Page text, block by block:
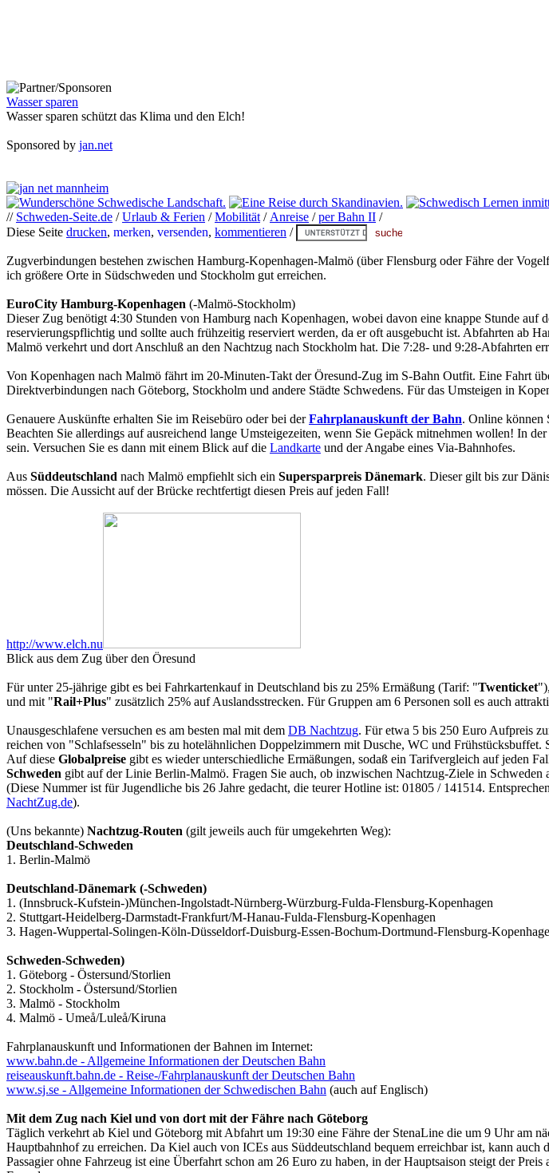
Wasser sparen
Wasser sparen schützt das Klima und den Elch!
Sponsored by jan.net
// Schweden-Seite.de /Urlaub & Ferien /Mobilität / Anreise /per Bahn II /
Diese Seite drucken, merken, versenden, kommentieren /
Zugverbindungen bestehen zwischen Hamburg-Kopenhagen-Malmö (über Flensburg oder Fähre der
ich größere Orte in Südschweden und Stockholm gut erreichen.
EuroCity Hamburg-Kopenhagen (-Malmö-Stockholm)
Dieser Zug benötigt 4:30 Stunden von Hamburg nach Kopenhagen, wobei davon eine knappe Stunde auf
reservierungspflichtig und sollte auch frühzeitig reserviert werden, da er oft ausgebucht ist. Abfahrten ab
Malmö verkehrt und dort Anschluß an den Nachtzug nach Stockholm hat. Die 7:28- und 9:28-Abfahrten
Von Kopenhagen nach Malmö fährt im 20-Minuten-Takt der Öresund-Zug im S-Bahn Outfit. Eine Fahrt
Direktverbindungen nach Göteborg, Stockholm und andere Städte Schwedens. Für das Umsteigen in
Genauere Auskünfte erhalten Sie im Reisebüro oder bei derFahrplanauskunft der Bahn. Online können
Beachten Sie allerdings auf ausreichend lange Umsteigezeiten, wenn Sie Gepäck mitnehmen wollen! In
sein. Versuchen Sie es dann mit einem Blick auf die Landkarte und der Angabe eines Via-Bahnhofes.
Aus Süddeutschland nach Malmö empfiehlt sich ein Supersparpreis Dänemark. Dieser gilt bis zur
mössen. Die Aussicht auf der Brücke rechtfertigt diesen Preis auf jeden Fall!
http://www.elch.nu
Blick aus dem Zug über den Öresund
Für unter 25-jährige gibt es bei Fahrkartenkauf in Deutschland bis zu 25% Ermäßung (Tarif: "Twenticket"),
und mit "Rail+Plus" zusätzlich 25% auf Auslandsstrecken. Für Gruppen am 6 Personen soll es auch
Unausgeschlafene versuchen es am besten mal mit dem DB Nachtzug. Für etwa 5 bis 250 Euro Aufpreis
reichen von "Schlafsesseln" bis zu hotelähnlichen Doppelzimmern mit Dusche, WC und
Auf diese Globalpreise gibt es wieder unterschiedliche Ermäßungen, sodaß ein Tarifvergleich auf jeden
Schweden gibt auf der Linie Berlin-Malmö. Fragen Sie auch, ob inzwischen Nachtzug-Ziele in
(Diese Nummer ist für Jugendliche bis 26 Jahre gedacht, die teurer Hotline ist: 01805 / 141514.
NachtZug.de).
(Uns bekannte) Nachtzug-Routen (gilt jeweils auch für umgekehrten Weg):
Deutschland-Schweden
1. Berlin-Malmö
Deutschland-Dänemark (-Schweden)
1. (Innsbruck-Kufstein-)München-Ingolstadt-Nürnberg-Würzburg-Fulda-Flensburg-Kopenhagen
2. Stuttgart-Heidelberg-Darmstadt-Frankfurt/M-Hanau-Fulda-Flensburg-Kopenhagen
3. Hagen-Wuppertal-Solingen-Köln-Düsseldorf-Duisburg-Essen-Bochum-Dortmund-Flensburg-
Schweden-Schweden)
1. Göteborg - Östersund/Storlien
2. Stockholm - Östersund/Storlien
3. Malmö - Stockholm
4. Malmö - Umeå/Luleå/Kiruna
Fahrplanauskunft und Informationen der Bahnen im Internet:
www.bahn.de - Allgemeine Informationen der Deutschen Bahn
reiseauskunft.bahn.de - Reise-/Fahrplanauskunft der Deutschen Bahn
www.sj.se - Allgemeine Informationen der Schwedischen Bahn (auch auf Englisch)
Mit dem Zug nach Kiel und von dort mit der Fähre nach Göteborg
Täglich verkehrt ab Kiel und Göteborg mit Abfahrt um 19:30 eine Fähre der StenaLine die um 9 Uhr am
Hauptbahnhof zu erreichen. Da Kiel auch von ICEs aus Süddeutschland bequem erreichbar ist, kann
Passagier ohne Fahrzeug ist eine Überfahrt schon am 26 Euro zu haben, in der Hauptsaison steigt der